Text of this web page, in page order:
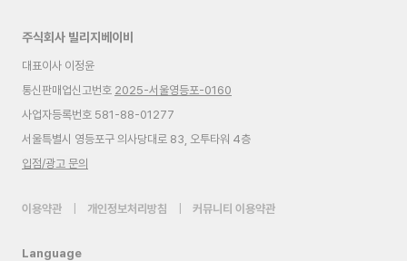
주식회사 빌리지베이비
대표이사 이정윤
통신판매업신고번호 2025-서울영등포-0160
사업자등록번호 581-88-01277
서울특별시 영등포구 의사당대로 83, 오투타워 4층
입점/광고 문의
이용약관 개인정보처리방침 커뮤니티 이용약관
Language